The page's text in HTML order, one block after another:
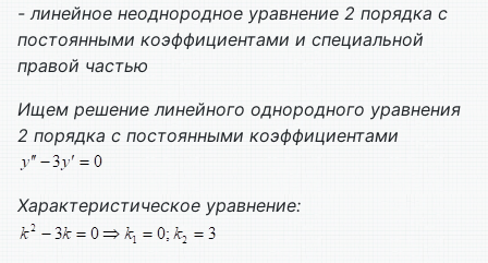
- линейное неоднородное уравнение 2 порядка с
постоянными коэффициентами и специальной
правой частью
Ищем решение линейного однородного уравнения
2 порядка с постоянными коэффициентами
Характеристическое уравнение: